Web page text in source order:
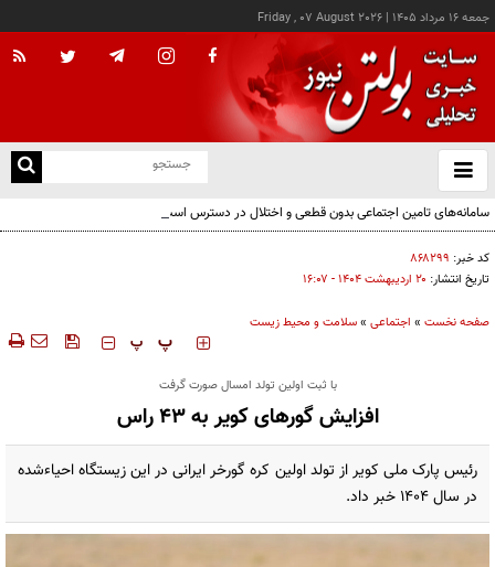
جمعه ۱۶ مرداد ۱۴۰۵ |
Friday , 07 August 2026
باز
و
سامانه‌های تامین اجتماعی بدون قطعی و اختلال در دسترس است
کد خبر: ۸۶۸۲۹۹
تاریخ انتشار: ۲۰ ارديبهشت ۱۴۰۴ - ۱۶:۰۷
صفحه نخست » اجتماعی »سلامت و محیط زیست
‍‍‍ پ پ
با ثبت اولین تولد امسال صورت گرفت
افزایش گورهای کویر به ۴۳ راس
رئیس پارک ملی کویر از تولد اولین کره گورخر ایرانی در این زیستگاه احیاءشده
در سال ۱۴۰۴ خبر داد.